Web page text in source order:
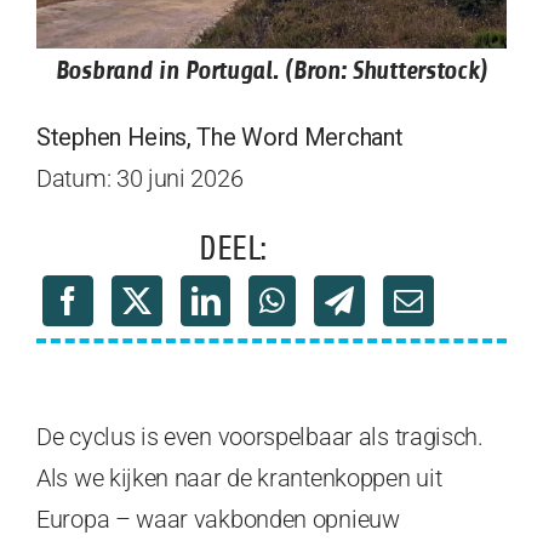
Bosbrand in Portugal. (Bron: Shutterstock)
Stephen Heins, The Word Merchant
Datum: 30 juni 2026
DEEL:
De cyclus is even voorspelbaar als tragisch.
Als we kijken naar de krantenkoppen uit
Europa – waar vakbonden opnieuw